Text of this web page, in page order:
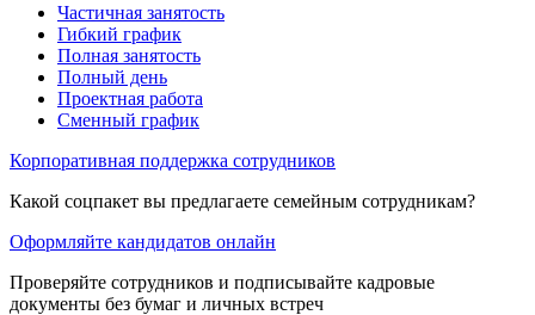
Частичная занятость
Гибкий график
Полная занятость
Полный день
Проектная работа
Сменный график
Корпоративная поддержка сотрудников
Какой соцпакет вы предлагаете семейным сотрудникам?
Оформляйте кандидатов онлайн
Проверяйте сотрудников и подписывайте кадровые
документы без бумаг и личных встреч